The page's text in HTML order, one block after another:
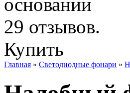
Купить
Главная » Светодиодные фонари »